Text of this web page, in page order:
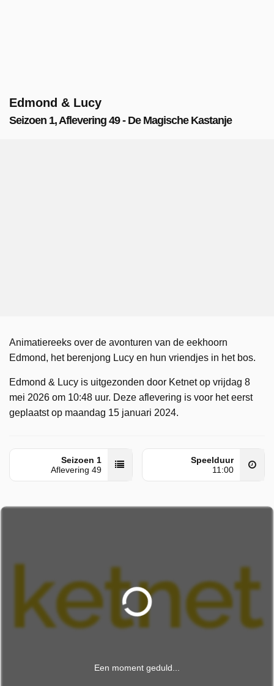
Edmond & Lucy
Seizoen 1, Aflevering 49 - De Magische Kastanje
Animatiereeks over de avonturen van de eekhoorn
Edmond, het berenjong Lucy en hun vriendjes in het bos.
Edmond & Lucy is uitgezonden door Ketnet op vrijdag 8
mei 2026 om 10:48 uur. Deze aflevering is voor het eerst
geplaatst op maandag 15 januari 2024.
Seizoen 1
Aflevering 49
Speelduur
11:00
Een moment geduld...